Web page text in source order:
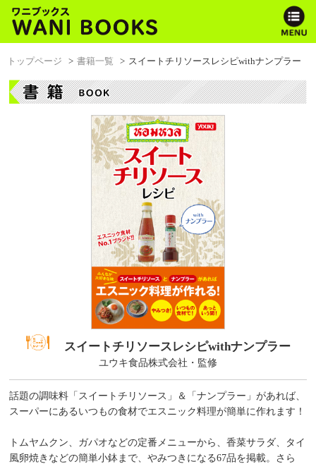
トップページ 書籍一覧 スイートチリソースレシピwithナンプラー
スイートチリソースレシピwithナンプラー
ユウキ食品株式会社・監修
話題の調味料「スイートチリソース」＆「ナンプラー」があれば、
スーパーにあるいつもの食材でエスニック料理が簡単に作れます！
トムヤムクン、ガパオなどの定番メニューから、香菜サラダ、タイ
風卵焼きなどの簡単小鉢まで、やみつきになる67品を掲載。さら